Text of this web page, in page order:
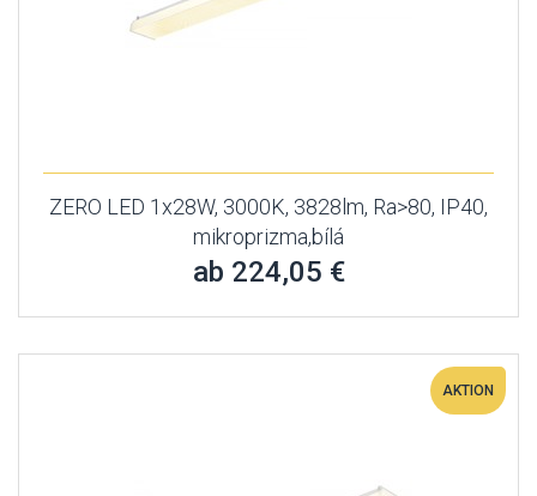
ZERO LED 1x28W, 3000K, 3828lm, Ra>80, IP40,
mikroprizma,bílá
ab 224,05 €
AKTION